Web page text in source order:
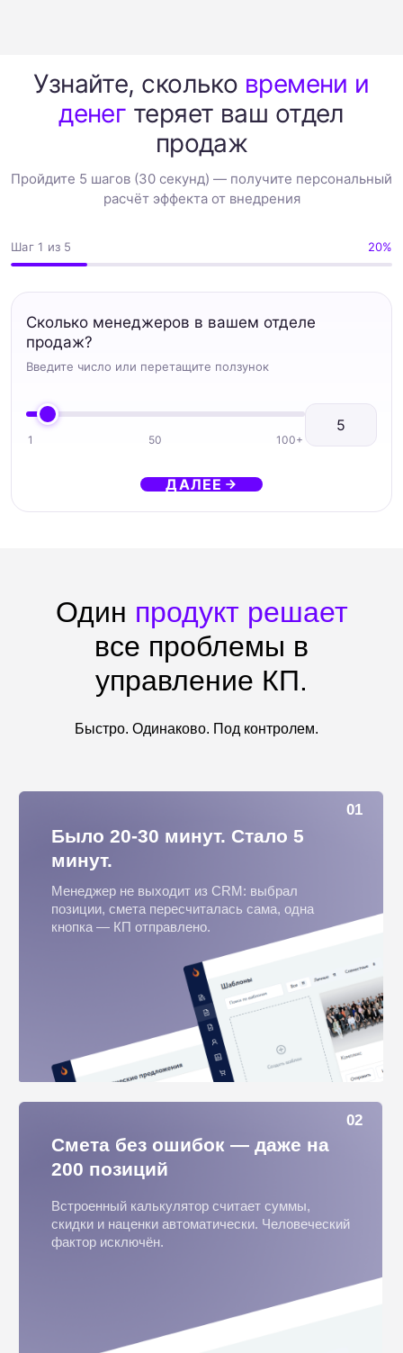
Узнайте, сколько времени и
денег теряет ваш отдел
продаж
Пройдите 5 шагов (30 секунд) — получите персональный
расчёт эффекта от внедрения
Шаг1 из 5 20%
Сколько менеджеров в вашем отделе
продаж?
Введите число или перетащите ползунок
1 50 100+
ДАЛЕЕ
Одинпродукт решает
все проблемы в
управление КП.
минут.
Менеджер не выходит из CRM: выбрал
позиции, смета пересчиталась сама, одна
04
Не гадайте — знайте. Аналитика
Когда открыли, сколько времени смотрели,
какие разделы изучали — всё в одном экране.
200 позиций
Встроенный калькулятор считает суммы,
скидки и наценки автоматически. Человеческий
фактор исключён.
система — а не руководитель
Задали стандарт — система держит его для
каждого менеджера. Обновили шаблон —
изменения применились у всех мгновенно.
Быстро. Одинаково. Под контролем.